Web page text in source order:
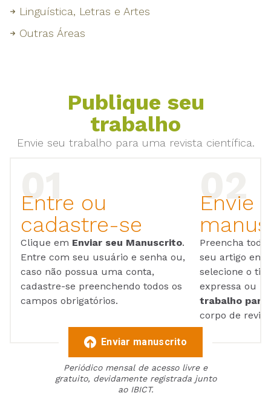
Linguística, Letras e Artes
Outras Áreas
Publique seu
trabalho
Envie seu trabalho para uma revista científica.
Entre ou
cadastre-se
Clique em Enviar seu Manuscrito.
Entre com seu usuário e senha ou,
caso não possua uma conta,
cadastre-se preenchendo todos os
campos obrigatórios.
Envie
Preencha
seu artigo em
selecione o
expressa ou
trabalho para
corpo de
Enviar manuscrito
Periódico mensal de acesso livre e
gratuito, devidamente registrada junto
ao IBICT.